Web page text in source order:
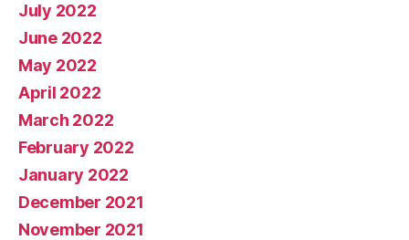
July 2022
June 2022
May 2022
April 2022
March 2022
February 2022
January 2022
December 2021
November 2021